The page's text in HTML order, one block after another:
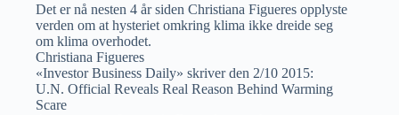
Det er nå nesten 4 år siden Christiana Figueres opplyste
verden om at hysteriet omkring klima ikke dreide seg
om klima overhodet.
Christiana Figueres
«Investor Business Daily» skriver den 2/10 2015:
U.N. Official Reveals Real Reason Behind Warming
Scare